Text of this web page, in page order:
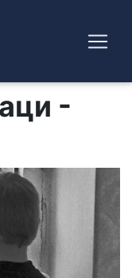
-